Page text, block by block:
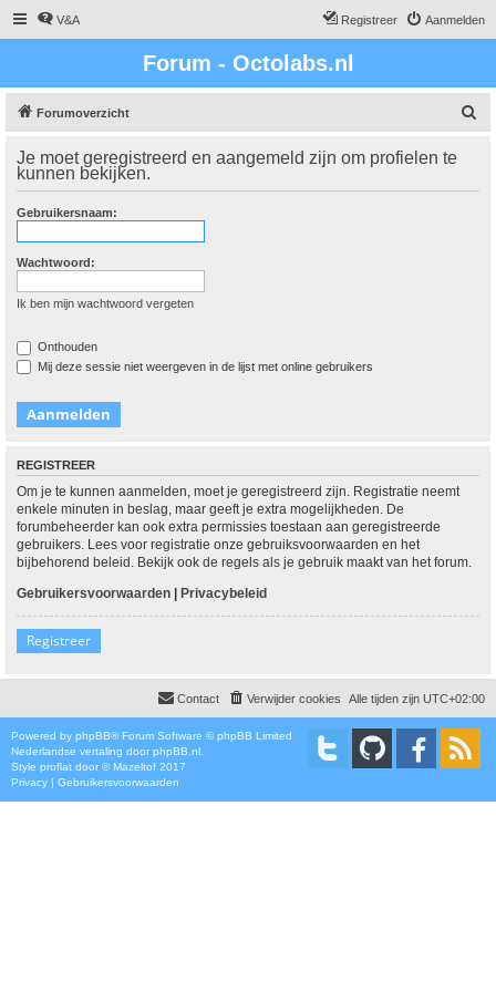
V&A Aanmelden
Registreer
Forum - Octolabs.nl
Forumoverzicht
k
Je moet geregistreerd en aangemeld zijn om profielen te
kunnen bekijken.
Gebruikersnaam:
Wachtwoord:
Ik ben mijn wachtwoord vergeten
Onthouden
Mij deze sessie niet weergeven in de lijst met online gebruikers
REGISTREER
Om je te kunnen aanmelden, moet je geregistreerd zijn. Registratie neemt
enkele minuten in beslag, maar geeft je extra mogelijkheden. De
forumbeheerder kan ook extra permissies toestaan aan geregistreerde
gebruikers. Lees voor registratie onze gebruiksvoorwaarden en het
bijbehorend beleid. Bekijk ook de regels als je gebruik maakt van het forum.
Gebruikersvoorwaarden | Privacybeleid
Registreer
Alle tijden zijn UTC+02:00
Verwijder cookies
Contact
Powered by phpBB® Forum Software © phpBB Limited
Nederlandse vertaling door phpBB.nl
Style proflat door ©Mazeltof 2017
Privacy | Gebruikersvoorwaarden